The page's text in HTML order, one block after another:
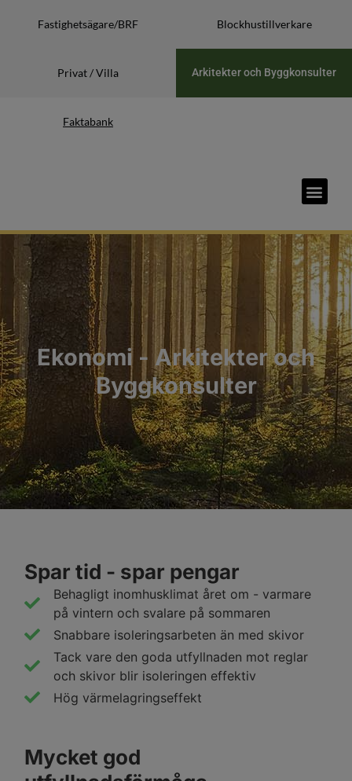
Fastighetsägare/BRF Blockhustillverkare
Privat / Villa Arkitekter och Byggkonsulter
Faktabank
Ekonomi - Arkitekter och
Byggkonsulter
Spar tid - spar pengar
Behagligt inomhusklimat året om - varmare
på vintern och svalare på sommaren
Snabbare isoleringsarbeten än med skivor
Tack vare den goda utfyllnaden mot reglar
och skivor blir isoleringen effektiv
Hög värmelagringseffekt
Mycket god